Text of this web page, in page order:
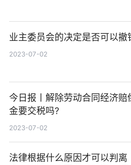
业主委员会的决定是否可以撤
2023-07-02
今日报丨解除劳动合同经济赔
金要交税吗?
2023-07-02
法律根据什么原因才可以判离